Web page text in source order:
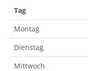
Tag
Montag
Dienstag
Mittwoch